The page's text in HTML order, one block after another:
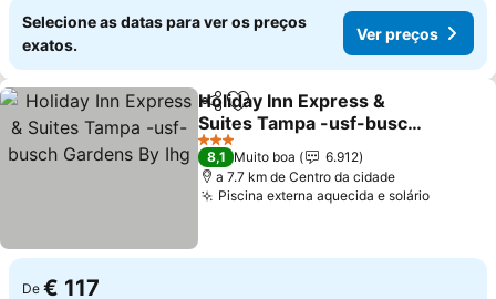
Selecione as datas para ver os preços
exatos.
Ver preços
PartilharAdicionar aos favoritos
Holiday Inn Express &
Suites Tampa -usf-busch
Gardens By Ihg
3 Estrelas
8,1 Muito boa
6.912
a 7.7 km de Centro da cidade
Piscina externa aquecida e solário
De € 117